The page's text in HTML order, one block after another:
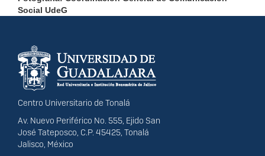
Social UdeG
Información del
portal
Centro Universitario de Tonalá
Av. Nuevo Periférico No. 555, Ejido San
José Tateposco, C.P. 45425, Tonalá
Jalisco, México